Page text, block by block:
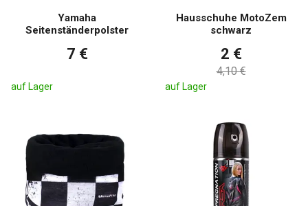
Yamaha
Seitenständerpolster
7 €
auf Lager
Hausschuhe MotoZem
schwarz
2 €
4,10 €
auf Lager